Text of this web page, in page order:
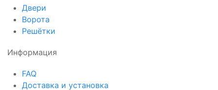
Двери
Ворота
Решётки
Информация
FAQ
Доставка и установка